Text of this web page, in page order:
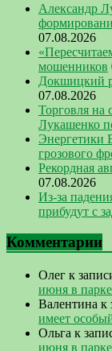
Александр
07.08.2026
мошенников
Докшицкий
07.08.2026
Торговля
Лукашенко
Энергетики
грозового
Рекордная
07.08.2026
Из-за
прибудут с
Комментарии
Олег к
июня в
Валентина к
имеет
Ольга к
июня в